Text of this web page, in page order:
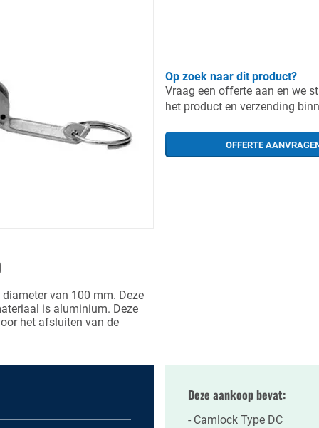
Op zoek naar dit product?
Vraag een offerte aan en we
het product en verzending
OFFERTE
van 100 mm. Deze
is aluminium. Deze
het afsluiten van de
Deze aankoop bevat:
Camlock Type DC